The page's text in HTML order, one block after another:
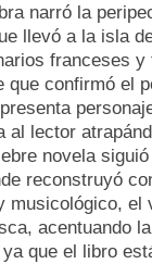
narró la
llevó a la isla
franceses
que confirmó el
al lector
novela
reconstruyó
musicológico, el
acentuando
que el libro